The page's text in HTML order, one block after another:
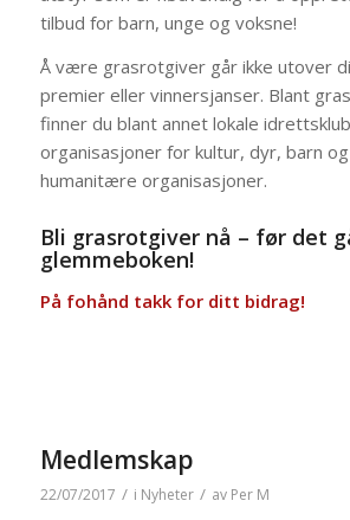
tilbud for barn, unge og voksne!
Å være grasrotgiver går ikke utover
premier eller vinnersjanser. Blant
finner du blant annet lokale
organisasjoner for kultur, dyr, barn
humanitære organisasjoner.
Bli grasrotgiver nå – før det
glemmeboken!
På fohånd takk for ditt bidrag!
Medlemskap
22/07/2017 / i Nyheter / av Per M